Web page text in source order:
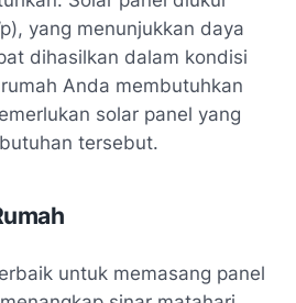
yang menunjukkan daya
dihasilkan dalam kondisi
Anda membutuhkan
solar panel yang
tersebut.
untuk memasang panel